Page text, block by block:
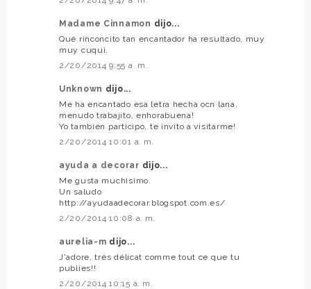
Madame Cinnamon dijo...
Qué rinconcito tan encantador ha resultado, muy
muy cuqui.
2/20/2014 9:55 a. m.
Unknown dijo...
Me ha encantado esa letra hecha ocn lana,
menudo trabajito, enhorabuena!
Yo también participo, te invito a visitarme!
2/20/2014 10:01 a. m.
ayuda a decorar dijo...
Me gusta muchisimo.
Un saludo
http://ayudaadecorar.blogspot.com.es/
2/20/2014 10:08 a. m.
aurelia-m dijo...
J'adore, très délicat comme tout ce que tu
publies!!
2/20/2014 10:15 a. m.